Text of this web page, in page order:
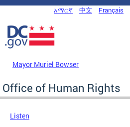
Skip to main content
DC Agency Top Menu
አማርኛ 中文 Français
Mayor Muriel Bowser
Office of Human Rights
Listen